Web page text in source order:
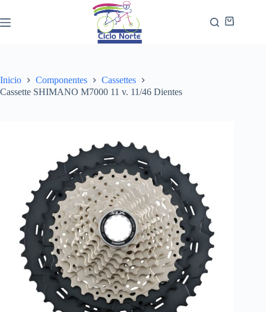
Inicio Componentes
Cassettes
Cassette SHIMANO M7000 11 v. 11/46 Dientes